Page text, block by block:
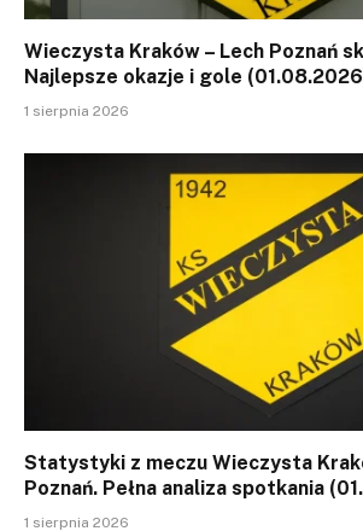
Wieczysta Kraków – Lech Poznań
Najlepsze okazje i gole
1 sierpnia 2026
Statystyki z meczu Wieczysta
Poznań. Pełna analiza spotkania
1 sierpnia 2026